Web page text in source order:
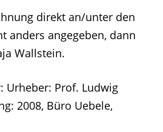
direkt an/unter den
anders angegeben, dann
Wallstein.
Urheber: Prof. Ludwig
2008, Büro Uebele,